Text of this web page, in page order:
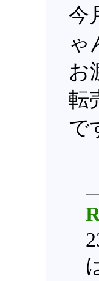
今
ゃ
お
転
で